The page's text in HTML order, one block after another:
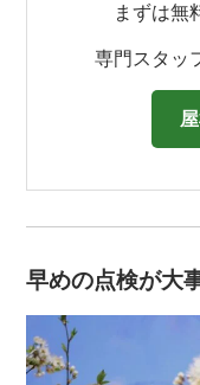
まずは無
専門スタッ
早めの点検が大